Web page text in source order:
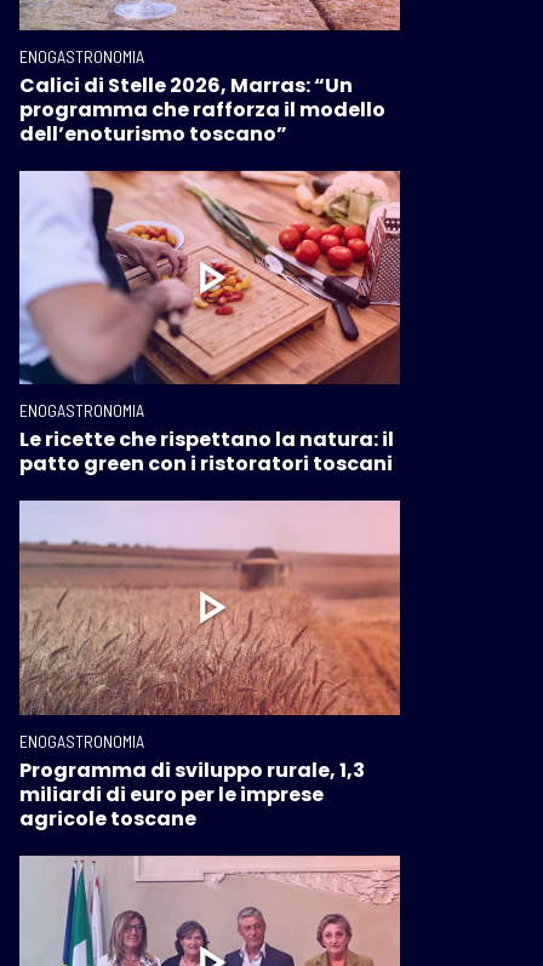
ENOGASTRONOMIA
Calici di Stelle 2026, Marras: “Un
programma che rafforza il modello
dell’enoturismo toscano”
ENOGASTRONOMIA
Le ricette che rispettano la natura: il
patto green con i ristoratori toscani
ENOGASTRONOMIA
Programma di sviluppo rurale, 1,3
miliardi di euro per le imprese
agricole toscane